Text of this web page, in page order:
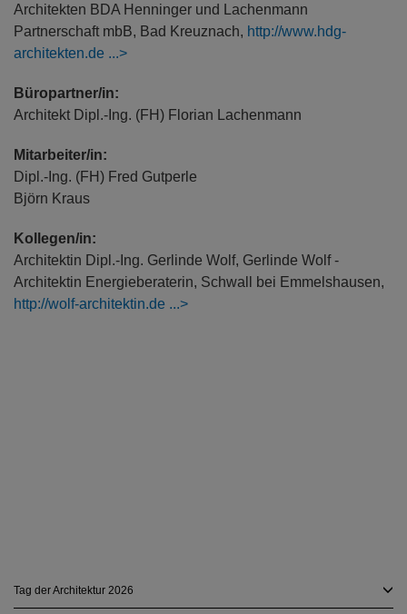
Architekten BDA Henninger und Lachenmann
Partnerschaft mbB, Bad Kreuznach, http://www.hdg-
architekten.de
Büropartner/in:
Architekt Dipl.-Ing. (FH) Florian Lachenmann
Mitarbeiter/in:
Dipl.-Ing. (FH) Fred Gutperle
Björn Kraus
Kollegen/in:
Architektin Dipl.-Ing. Gerlinde Wolf, Gerlinde Wolf -
Architektin Energieberaterin, Schwall bei Emmelshausen,
http://wolf-architektin.de
Tag der Architektur 2026